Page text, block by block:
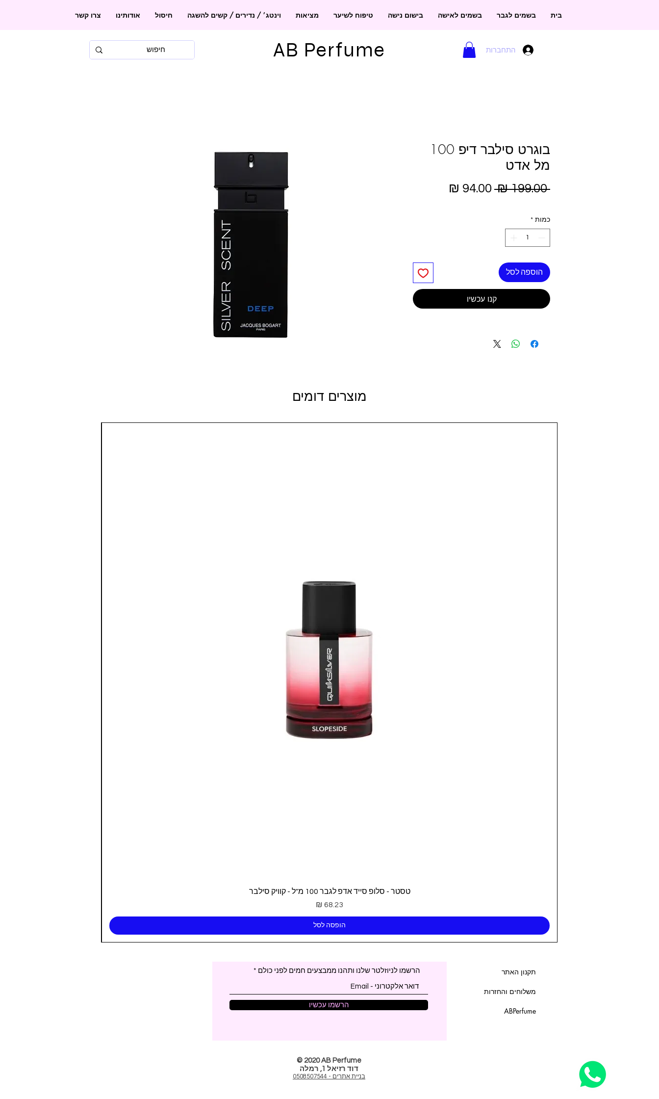
בית בשמים לגבר בשמים לאישה בישום נישה טיפוח לשיער מציאות וינטג׳ / נדירים / קשים להשגה חיסול אודותינו צרו קשר
AB Perfume התחברות
בוגרט סילבר דיפ 100
מל אדט
‏199.00 ‏₪
מחיר
כמות *
הוספה לסל
קנו עכשיו
מוצרים דומים
תצוגה מהירה
טסטר - סלופ סייד אדפ לגבר 100 מ"ל - קוויק סילבר
מחיר
הופסה לסל
הרשמו לניוזלטר שלנו ותהנו ממבצעים חמים לפני כולם
הרשמו עכשיו
תקנון האתר
משלוחים והחזרות
ABPerfume
© 2020 AB Perfume
דוד רזיאל 1, רמלה
בניית אתרים - 0508507544